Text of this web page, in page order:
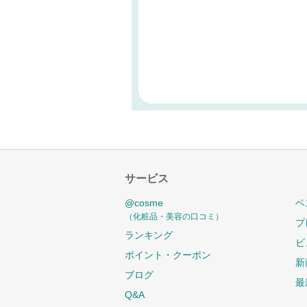
サービス
@cosme
（化粧品・美容の口コミ）
ランキング
ポイント・クーポン
ブログ
Q&A
ベ
最